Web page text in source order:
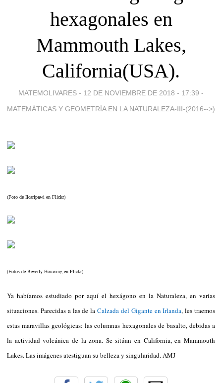
hexagonales en
Mammouth Lakes,
California(USA).
MATEMOLIVARES - 12 DE NOVIEMBRE DE 2018 - 17:39 -
MATEMÁTICAS Y GEOMETRÍA EN LA NATURALEZA-III-(2016-->)
(Foto de Ilcaripawi en Flickr)
(Fotos de Beverly Houwing en Flickr)
Ya habíamos estudiado por aquí el hexágono en la Naturaleza, en varias
situaciones. Parecidas a las de la Calzada del Gigante en Irlanda, les traemos
estas maravillas geológicas: las columnas hexagonales de basalto, debidas a
la actividad volcánica de la zona. Se sitúan en California, en Mammouth
Lakes. Las imágenes atestiguan su belleza y singularidad. AMJ